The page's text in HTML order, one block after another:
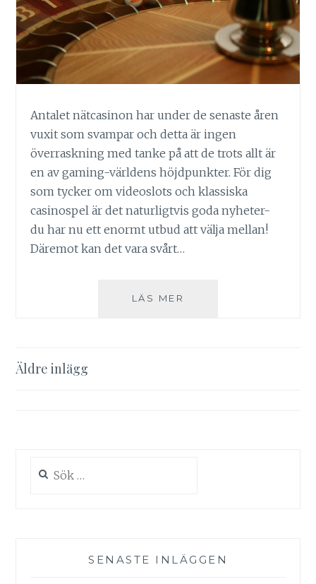
Antalet nätcasinon har under de senaste åren
vuxit som svampar och detta är ingen
överraskning med tanke på att de trots allt är
en av gaming-världens höjdpunkter. För dig
som tycker om videoslots och klassiska
casinospel är det naturligtvis goda nyheter-
du har nu ett enormt utbud att välja mellan!
Däremot kan det vara svårt…
LÄS MER
Inläggsnavigering
Äldre inlägg
efter:
SENASTE INLÄGGEN